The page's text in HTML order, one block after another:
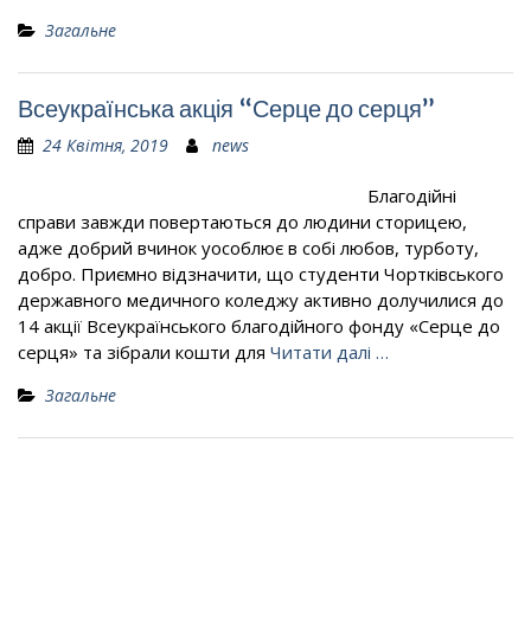
Загальне
Всеукраїнська акція “Серце до серця”
24 Квітня, 2019 news
Благодійні
справи завжди повертаються до людини сторицею,
адже добрий вчинок уособлює в собі любов, турботу,
добро. Приємно відзначити, що студенти Чортківського
державного медичного коледжу активно долучилися до
14 акції Всеукраїнського благодійного фонду «Серце до
серця» та зібрали кошти для Читати далі …
Загальне